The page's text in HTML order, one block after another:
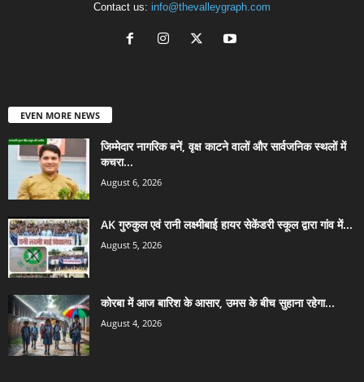
Contact us: info@thevalleygraph.com
EVEN MORE NEWS
जिम्मेदार नागरिक बनें, वृक्ष काटने वालों और सार्वजनिक स्थलों में
कचरा...
August 6, 2026
AK गुरुकुल एवं रानी लक्ष्मीबाई हायर सेकेंडरी स्कूल द्वारा गांव में...
August 5, 2026
कोरबा में आज बारिश के आसार, उमस के बीच सुहाना रहेगा...
August 4, 2026